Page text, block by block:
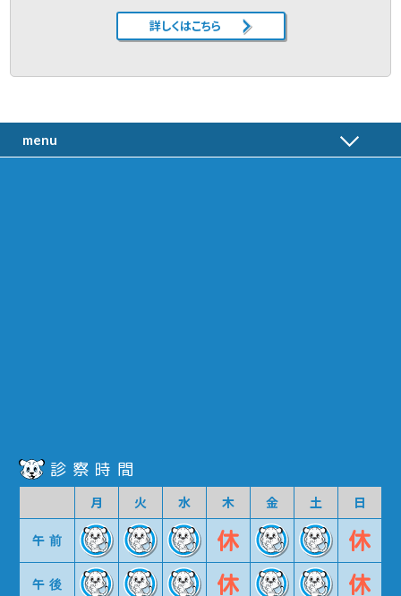
詳しくはこちら
menu
診察時間
月 火 水 木 金 土 日
午前
午後